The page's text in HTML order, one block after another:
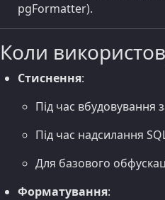
pgFormatter).
Коли
Стиснення:
Під час
Під час надсилання
Для базового
Форматування: